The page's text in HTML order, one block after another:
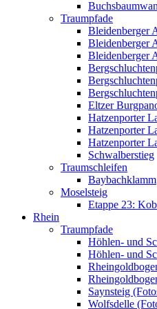
Traumpfade
Bleidenberger
Bleidenberger
Bleidenberger
Eltzer
Hatzenporter
Hatzenporter
Hatzenporter
Schwalberstieg
Traumschleifen
Baybachklamm
Moselsteig
Etappe 23:
Rhein
Traumpfade
Höhlen- und
Höhlen- und
Saynsteig
Wolfsdelle